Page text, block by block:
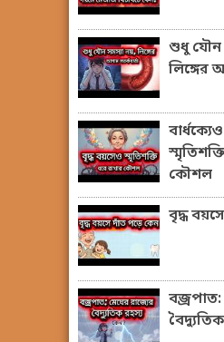
শুধু যৌন
লিঙ্গের
কৌশল
বৃদ্ধ
বজ্রপাত: